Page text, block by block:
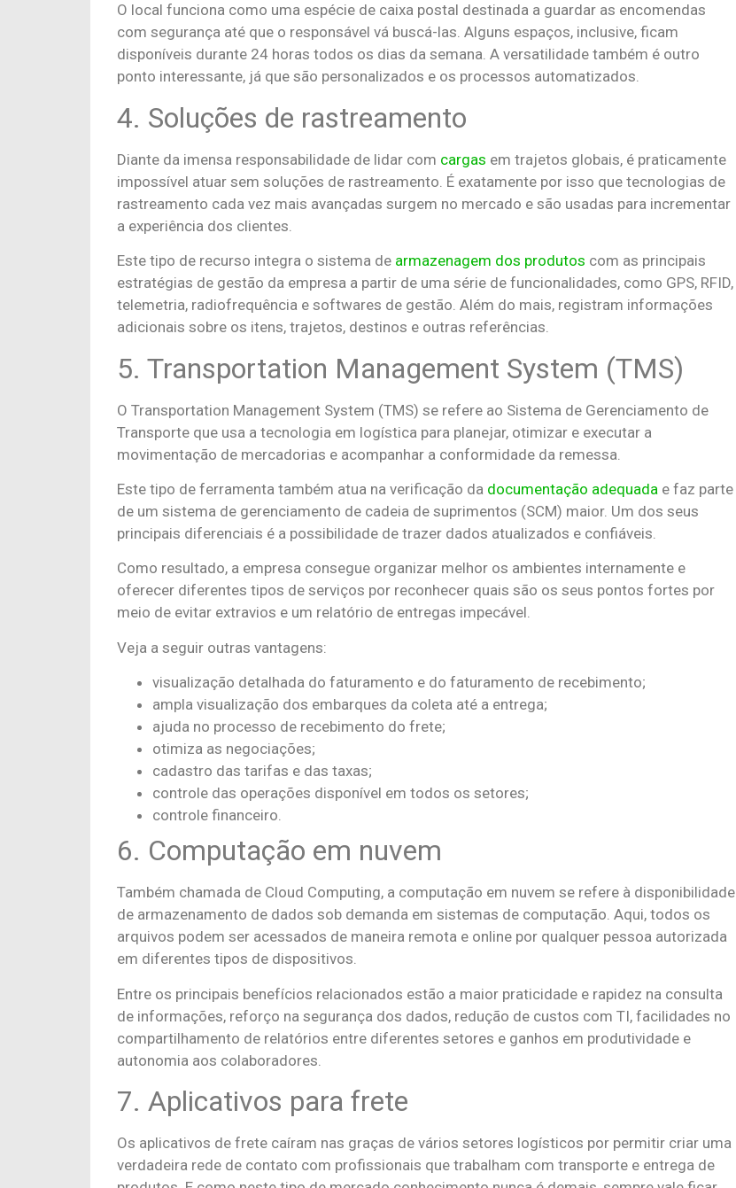
O local funciona como uma espécie de caixa postal destinada a guardar as encomendas
com segurança até que o responsável vá buscá-las. Alguns espaços, inclusive, ficam
disponíveis durante 24 horas todos os dias da semana. A versatilidade também é outro
ponto interessante, já que são personalizados e os processos automatizados.
4. Soluções de rastreamento
Diante da imensa responsabilidade de lidar com cargas em trajetos globais, é praticamente
impossível atuar sem soluções de rastreamento. É exatamente por isso que tecnologias de
rastreamento cada vez mais avançadas surgem no mercado e são usadas para incrementar
a experiência dos clientes.
Este tipo de recurso integra o sistema de armazenagem dos produtos com as principais
estratégias de gestão da empresa a partir de uma série de funcionalidades, como GPS, RFID,
telemetria, radiofrequência e softwares de gestão. Além do mais, registram informações
adicionais sobre os itens, trajetos, destinos e outras referências.
5. Transportation Management System (TMS)
O Transportation Management System (TMS) se refere ao Sistema de Gerenciamento de
Transporte que usa a tecnologia em logística para planejar, otimizar e executar a
movimentação de mercadorias e acompanhar a conformidade da remessa.
Este tipo de ferramenta também atua na verificação da documentação adequada e faz parte
de um sistema de gerenciamento de cadeia de suprimentos (SCM) maior. Um dos seus
principais diferenciais é a possibilidade de trazer dados atualizados e confiáveis.
Como resultado, a empresa consegue organizar melhor os ambientes internamente e
oferecer diferentes tipos de serviços por reconhecer quais são os seus pontos fortes por
meio de evitar extravios e um relatório de entregas impecável.
Veja a seguir outras vantagens:
visualização detalhada do faturamento e do faturamento de recebimento;
ampla visualização dos embarques da coleta até a entrega;
ajuda no processo de recebimento do frete;
otimiza as negociações;
cadastro das tarifas e das taxas;
controle das operações disponível em todos os setores;
controle financeiro.
6. Computação em nuvem
Também chamada de Cloud Computing, a computação em nuvem se refere à disponibilidade
de armazenamento de dados sob demanda em sistemas de computação. Aqui, todos os
arquivos podem ser acessados de maneira remota e online por qualquer pessoa autorizada
em diferentes tipos de dispositivos.
Entre os principais benefícios relacionados estão a maior praticidade e rapidez na consulta
de informações, reforço na segurança dos dados, redução de custos com TI, facilidades no
compartilhamento de relatórios entre diferentes setores e ganhos em produtividade e
autonomia aos colaboradores.
7. Aplicativos para frete
Os aplicativos de frete caíram nas graças de vários setores logísticos por permitir criar uma
verdadeira rede de contato com profissionais que trabalham com transporte e entrega de